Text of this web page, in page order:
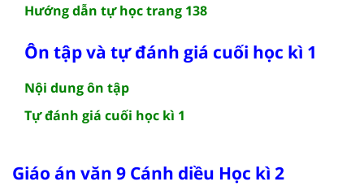
Hướng dẫn tự học trang 138
Ôn tập và tự đánh giá cuối học kì 1
Nội dung ôn tập
Tự đánh giá cuối học kì 1
Giáo án văn 9 Cánh diều Học kì 2